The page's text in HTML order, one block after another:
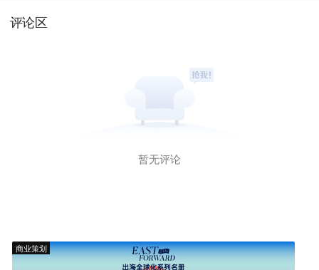
评论区
暂无评论
商业策划